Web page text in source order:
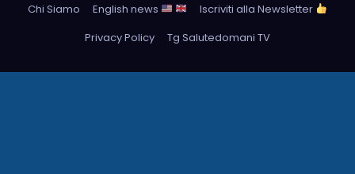
Chi Siamo
English news
Iscriviti alla Newsletter
Privacy Policy
Tg Salutedomani TV